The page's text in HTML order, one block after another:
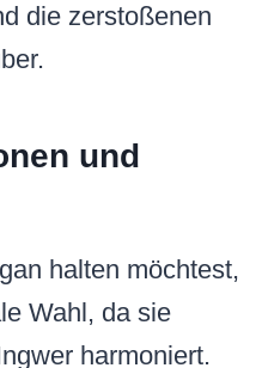
die zerstoßenen
und
halten möchtest,
Wahl, da sie
harmoniert.